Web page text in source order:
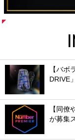
【バボ
DRIVE
【同僚
が募集